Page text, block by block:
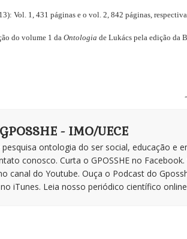
Vol. 1, 431 páginas e o vol. 2, 842 páginas,
do volume 1 da Ontologia de Lukács pela edição da
- IMO/UECE
ontologia do ser social, educação e
conosco. Curta o GPOSSHE no Facebook.
canal do Youtube. Ouça o Podcast do
iTunes. Leia nosso periódico científico